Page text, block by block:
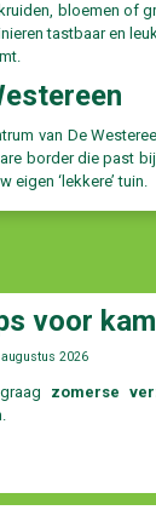
bloemen of
tastbaar en
van De
border die past
‘lekkere’ tuin.
voor
2026
zomerse
.